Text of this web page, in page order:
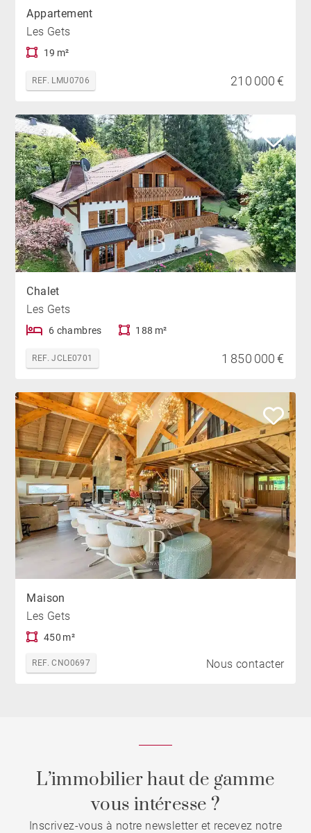
Appartement
Les Gets
19 m²
REF. LMU0706 210 000 €
Chalet
Les Gets
6 chambres 188 m²
REF. JCLE0701 1 850 000 €
Maison
Les Gets
450 m²
REF. CNO0697 Nous contacter
L’immobilier haut de gamme
vous intéresse ?
Inscrivez-vous à notre newsletter et recevez notre